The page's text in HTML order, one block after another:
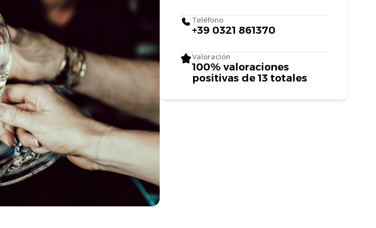
Teléfono
+39 0321 861370
Valoración
100% valoraciones
positivas de 13 totales